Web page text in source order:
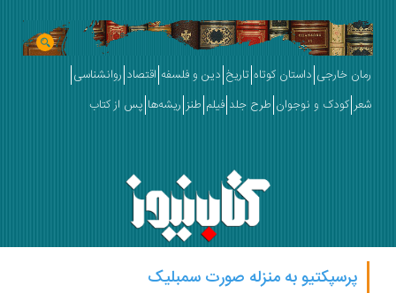
رمان خارجی داستان کوتاه تاریخ دین و فلسفه اقتصاد روانشناسی
شعر کودک و نوجوان طرح جلد فیلم طنز ریشه‌ها پس از کتاب
پرسپکتیو به منزله صورت سمبلیک